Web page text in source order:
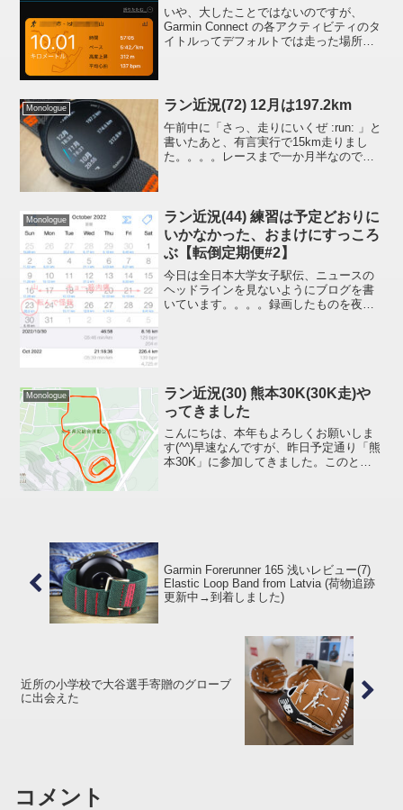
いや、大したことではないのですが、
Garmin Connect の各アクティビティのタ
イトルってデフォルトでは走った場所の
と自動...
Monologue ラン近況(72) 12月は197.2km
午前中に「さっ、走りにいくぜ :run: 」と
書いたあと、有言実行で15km走りまし
た。。。。レースまで一か月半なので仕
は終始未...
Monologue
ラン近況(44) 練習は予定どおりに
いかなかった、おまけにすっころ
ぶ【転倒定期便#2】
今日は全日本大学女子駅伝、ニュースの
ヘッドラインを見ないようにブログを書
いています。。。。録画したものを夜に
Monologue
ラン近況(30) 熊本30K(30K走)や
ってきました
こんにちは、本年もよろしくお願いしま
す(^^)早速なんですが、昨日予定通り「熊
本30K」に参加してきました。このとこ
Garmin Forerunner 165 浅いレビュー(7)
Elastic Loop Band from Latvia (荷物追跡
更新中→到着しました)
近所の小学校で大谷選手寄贈のグローブ
に出会えた
コメント